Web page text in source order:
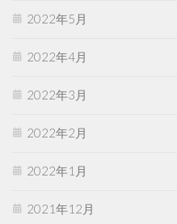
2022年5月
2022年4月
2022年3月
2022年2月
2022年1月
2021年12月